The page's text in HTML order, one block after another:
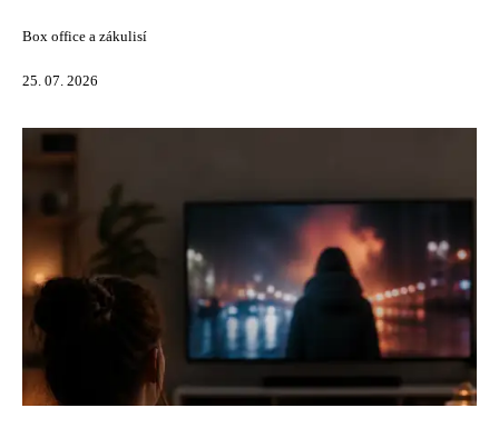
Box office a zákulisí
25. 07. 2026